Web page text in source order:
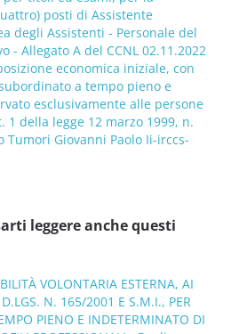
posti di Assistente
degli Assistenti - Personale del
- Allegato A del CCNL 02.11.2022
economica iniziale, con
a tempo pieno e
esclusivamente alle persone
1 della legge 12 marzo 1999, n.
Tumori Giovanni Paolo Ii-irccs-
leggere anche questi
VOLONTARIA ESTERNA, AI
D.LGS. N. 165/2001 E S.M.I., PER
PIENO E INDETERMINATO DI